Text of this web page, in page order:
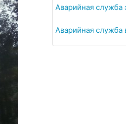
Аварийная служба
Аварийная служба